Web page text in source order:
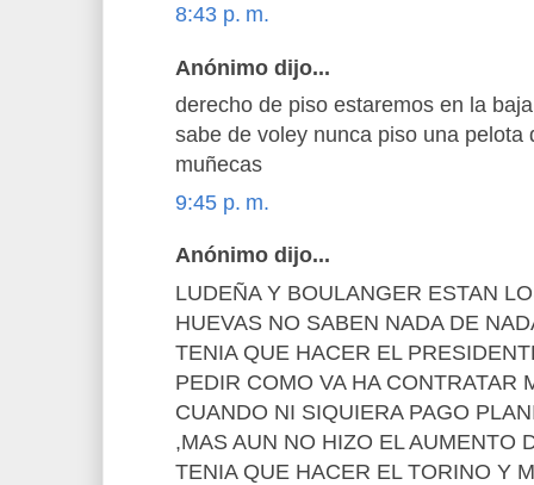
8:43 p. m.
Anónimo dijo...
derecho de piso estaremos en la
sabe de voley nunca piso una pelota
muñecas
9:45 p. m.
Anónimo dijo...
LUDEÑA Y BOULANGER ESTAN
HUEVAS NO SABEN NADA DE
TENIA QUE HACER EL
PEDIR COMO VA HA CONTRATAR
CUANDO NI SIQUIERA PAGO
,MAS AUN NO HIZO EL AUMENTO
TENIA QUE HACER EL TORINO Y